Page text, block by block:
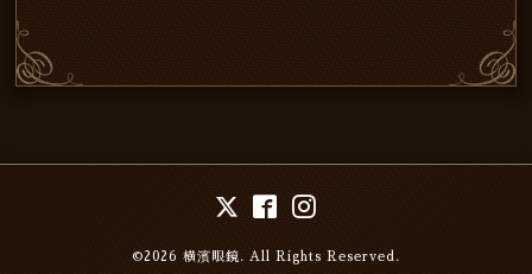
©2026 横濱眼鏡. All Rights Reserved.